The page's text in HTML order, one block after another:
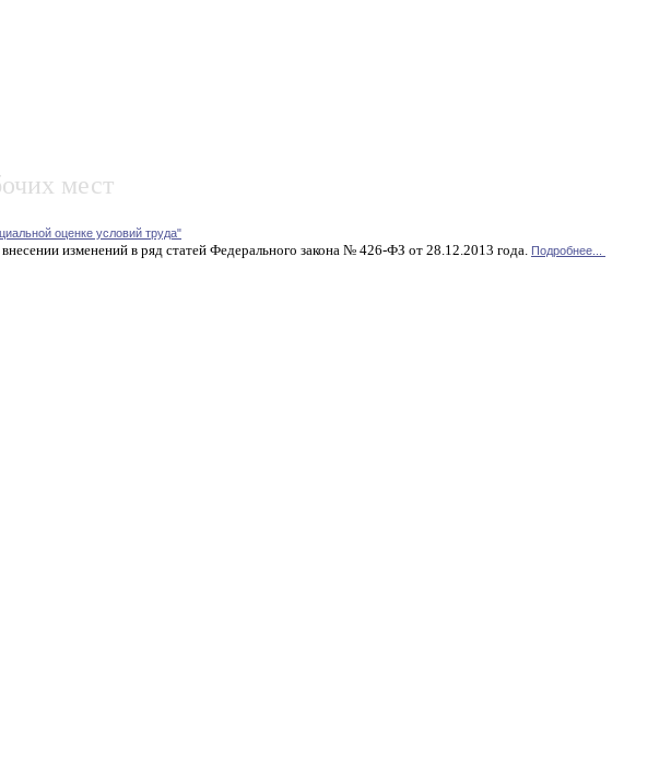
мест
оценке условий труда"
изменений в ряд статей Федерального закона № 426-ФЗ от 28.12.2013 года.
Подробнее...